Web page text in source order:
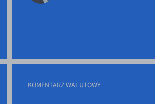
KOMENTARZ WALUTOWY